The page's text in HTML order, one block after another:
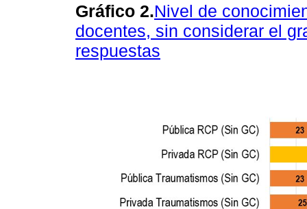
Gráfico 2.Nivel de
docentes, sin considerar el
respuestas